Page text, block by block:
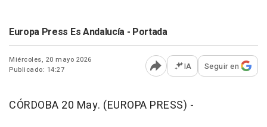
Europa Press Es Andalucía - Portada
Miércoles, 20 mayo 2026
Publicado: 14:27
Abrir opciones para
IA Seguir en
CÓRDOBA 20 May. (EUROPA PRESS) -